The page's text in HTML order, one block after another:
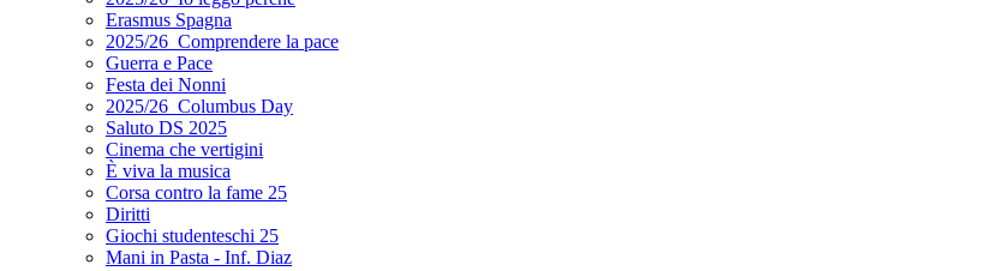
Erasmus Spagna
2025/26_Comprendere la pace
Guerra e Pace
Festa dei Nonni
2025/26_Columbus Day
Saluto DS 2025
Cinema che vertigini
È viva la musica
Corsa contro la fame 25
Diritti
Giochi studenteschi 25
Mani in Pasta - Inf. Diaz